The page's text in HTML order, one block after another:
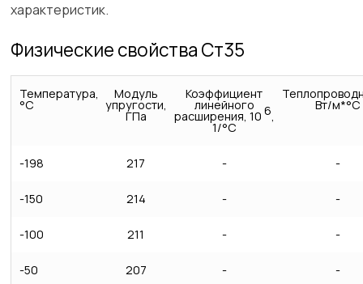
характеристик.
Физические свойства Ст35
Температура,
°С
Модуль
упругости,
ГПа
Коэффициент
линейного
расширения, 10 6,
1/°С
Вт/м*°С
-198 217 - -
-150 214 - -
-100 211 - -
-50 207 - -